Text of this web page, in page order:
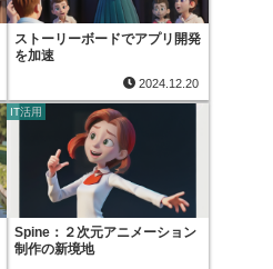
ストーリーボードでアプリ開発
を加速
2024.12.20
IT活用
Spine：２次元アニメーション
制作の新境地